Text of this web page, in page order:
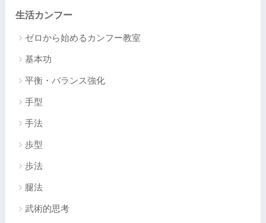
生活カンフー
ゼロから始めるカンフー教室
基本功
平衡・バランス強化
手型
手法
歩型
歩法
腿法
武術的思考